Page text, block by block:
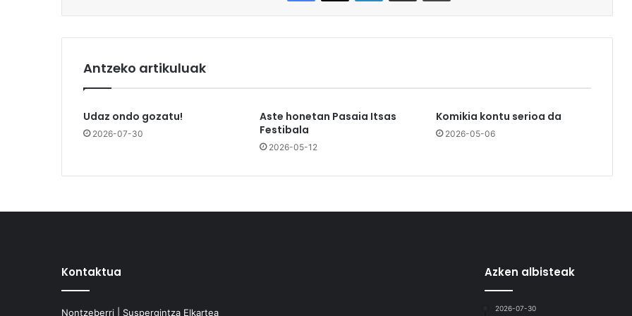
Antzeko artikuluak
Udaz ondo gozatu!
2026-07-30
Aste honetan Pasaia Itsas
Festibala
2026-05-12
Komikia kontu serioa da
2026-05-06
Kontaktua
Nontzeberri | Suspergintza Elkartea
Azken albisteak
2026-07-30